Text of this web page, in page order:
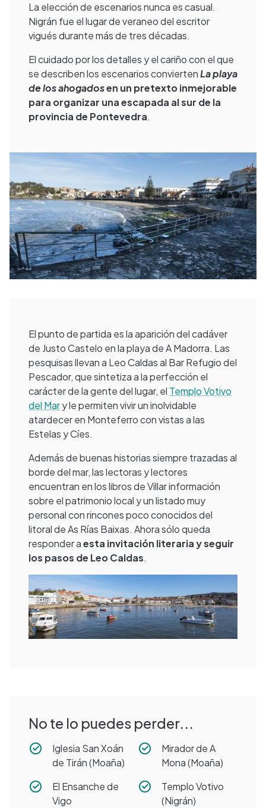
La elección de escenarios nunca es casual.
Nigrán fue el lugar de veraneo del escritor
vigués durante más de tres décadas.
El cuidado por los detalles y el cariño con el que
se describen los escenarios conviertenLa playa
de los ahogadosen un pretexto inmejorable
para organizar una escapada al sur de la
provincia de Pontevedra.
El punto de partida es la aparición del cadáver
de Justo Castelo en la playa de A Madorra. Las
pesquisas llevan a Leo Caldas al Bar Refugio del
Pescador, que sintetiza a la perfección el
carácter de la gente del lugar, el Templo Votivo
del Mary le permiten vivir un inolvidable
atardecer en Monteferro con vistas a las
Estelas y Cíes.
Además de buenas historias siempre trazadas al
borde del mar, las lectoras y lectores
encuentran en los libros de Villar información
sobre el patrimonio local y un listado muy
personal con rincones poco conocidos del
litoral de As Rías Baixas. Ahora sólo queda
responder aesta invitación literaria y seguir
los pasos de Leo Caldas.
No te lo puedes perder...
Iglesia San Xoán
de Tirán (Moaña)
Mirador de A
Mona (Moaña)
El Ensanche de
Vigo
Templo Votivo
(Nigrán)